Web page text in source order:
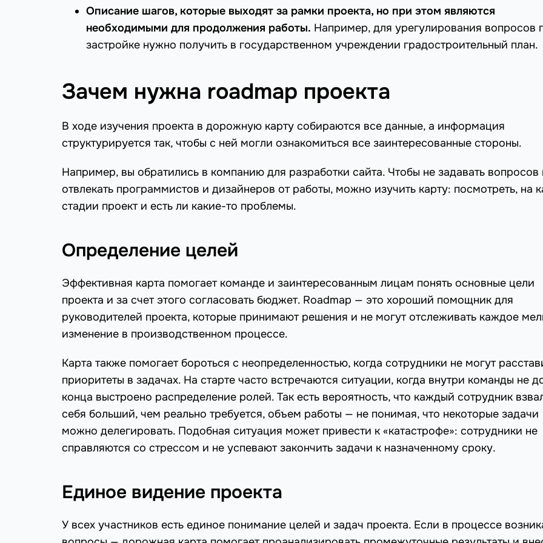
Описание шагов, которые выходят за рамки проекта, но при этом являются
необходимыми для продолжения работы. Например, для урегулирования вопросов
застройке нужно получить в государственном учреждении градостроительный план.
Зачем нужна roadmap проекта
В ходе изучения проекта в дорожную карту собираются все данные, а информация
структурируется так, чтобы с ней могли ознакомиться все заинтересованные стороны.
Например, вы обратились в компанию для разработки сайта. Чтобы не задавать вопросов
отвлекать программистов и дизайнеров от работы, можно изучить карту: посмотреть, на
стадии проект и есть ли какие-то проблемы.
Определение целей
Эффективная карта помогает команде и заинтересованным лицам понять основные цели
проекта и за счет этого согласовать бюджет. Roadmap — это хороший помощник для
руководителей проекта, которые принимают решения и не могут отслеживать каждое
изменение в производственном процессе.
Карта также помогает бороться с неопределенностью, когда сотрудники не могут
приоритеты в задачах. На старте часто встречаются ситуации, когда внутри команды не
конца выстроено распределение ролей. Так есть вероятность, что каждый сотрудник
себя больший, чем реально требуется, объем работы — не понимая, что некоторые задачи
можно делегировать. Подобная ситуация может привести к «катастрофе»: сотрудники не
справляются со стрессом и не успевают закончить задачи к назначенному сроку.
Единое видение проекта
У всех участников есть единое понимание целей и задач проекта. Если в процессе